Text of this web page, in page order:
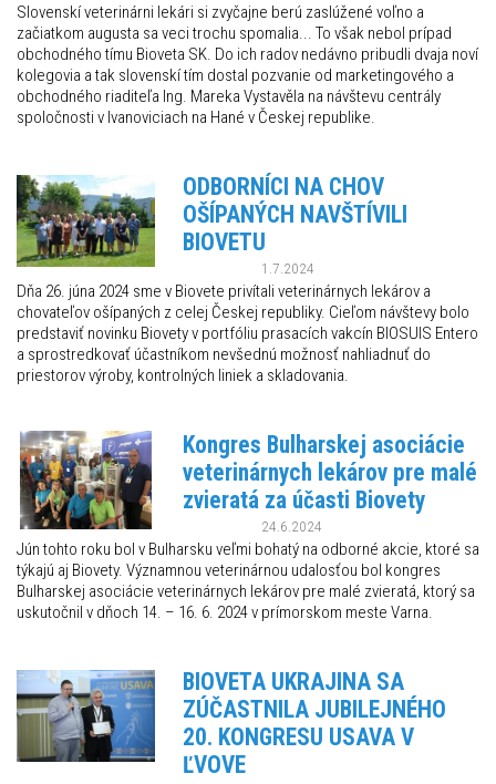
Slovenskí veterinárni lekári si zvyčajne berú zaslúžené voľno a
začiatkom augusta sa veci trochu spomalia... To však nebol prípad
obchodného tímu Bioveta SK. Do ich radov nedávno pribudli dvaja noví
kolegovia a tak slovenskí tím dostal pozvanie od marketingového a
obchodného riaditeľa Ing. Mareka Vystavěla na návštevu centrály
spoločnosti v Ivanoviciach na Hané v Českej republike.
ODBORNÍCI NA CHOV
OŠÍPANÝCH NAVŠTÍVILI
BIOVETU
1.7.2024
Dňa 26. júna 2024 sme v Biovete privítali veterinárnych lekárov a
chovateľov ošípaných z celej Českej republiky. Cieľom návštevy bolo
predstaviť novinku Biovety v portfóliu prasacích vakcín BIOSUIS Entero
a sprostredkovať účastníkom nevšednú možnosť nahliadnuť do
priestorov výroby, kontrolných liniek a skladovania.
Kongres Bulharskej asociácie
veterinárnych lekárov pre malé
zvieratá za účasti Biovety
24.6.2024
Jún tohto roku bol v Bulharsku veľmi bohatý na odborné akcie, ktoré sa
týkajú aj Biovety. Významnou veterinárnou udalosťou bol kongres
Bulharskej asociácie veterinárnych lekárov pre malé zvieratá, ktorý sa
uskutočnil v dňoch 14. – 16. 6. 2024 v prímorskom meste Varna.
BIOVETA UKRAJINA SA
ZÚČASTNILA JUBILEJNÉHO
20. KONGRESU USAVA V
ĽVOVE